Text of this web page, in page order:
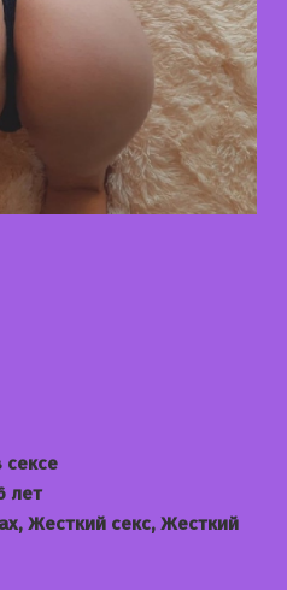
сексе
лет
Жесткий секс, Жесткий